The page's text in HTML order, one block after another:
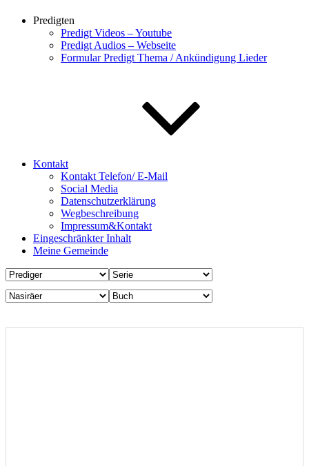
Predigten
Predigt Videos – Youtube
Predigt Audios – Webseite
Formular Predigt Thema / Ankündigung Lieder
Kontakt
Kontakt Telefon/ E-Mail
Social Media
Datenschutzerklärung
Wegbeschreibung
Impressum&Kontakt
Eingeschränkter Inhalt
Meine Gemeinde